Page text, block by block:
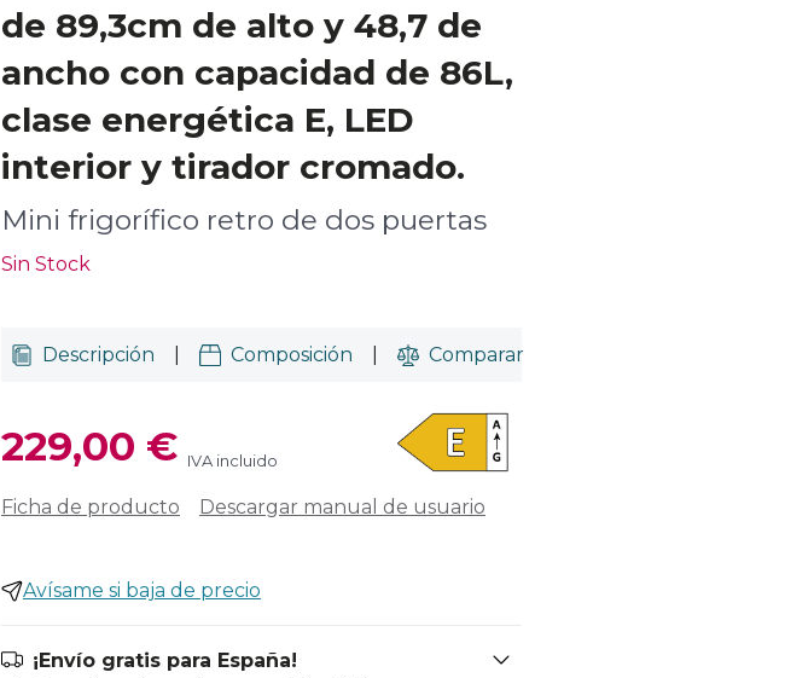
de 89,3cm de alto y 48,7 de
ancho con capacidad de 86L,
clase energética E, LED
interior y tirador cromado.
Mini frigorífico retro de dos puertas
Sin Stock
Descripción Composición Comparar
229,00 € IVA incluido
Ficha de producto Descargar manual de usuario
Avísame si baja de precio
¡Envío gratis para España!